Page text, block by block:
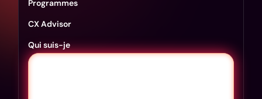
Programmes
CX Advisor
Qui suis-je